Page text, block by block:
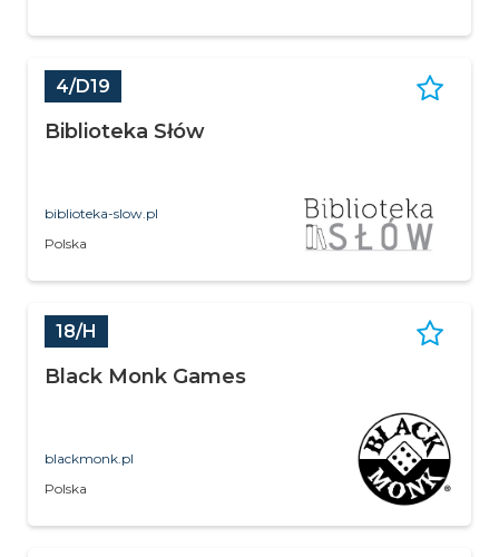
4/D19
Biblioteka Słów
biblioteka-slow.pl
Polska
18/H
Black Monk Games
blackmonk.pl
Polska